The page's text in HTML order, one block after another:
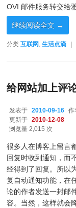
OVI 邮件服务转交给
继续阅读全文 →
分类 互联网 ,生活点滴 |
给网站加上评
发表于 2010-09-16 作
更新于
2010-12-08
浏览量 2,015 次
很多人在博客上留言
回复时收到通知，而
经得到了回复。所以
复自动通知功能，在
论的作者发送一封邮
容。当然，这样就会